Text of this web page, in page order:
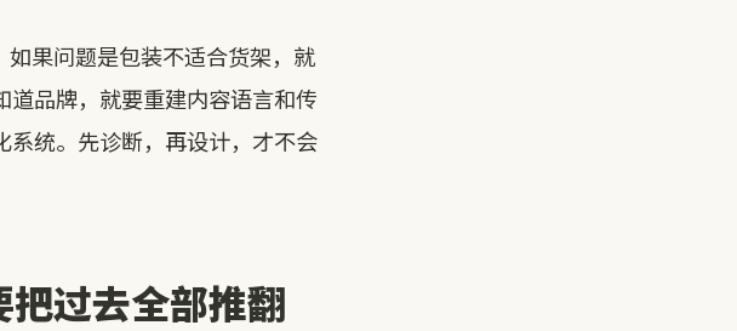
果问题是包装不适合货架，就
品牌，就要重建内容语言和传
统。先诊断，再设计，才不会
过去全部推翻